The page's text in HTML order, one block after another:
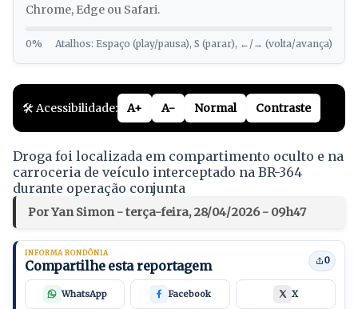
Chrome, Edge ou Safari.
0% Atalhos: Espaço (play/pausa), S (parar), ←/→ (volta/avança)
🛠️ Acessibilidade: A+ A- Normal Contraste
Droga foi localizada em compartimento oculto e na
carroceria de veículo interceptado na BR-364
durante operação conjunta
Por Yan Simon - terça-feira, 28/04/2026 - 09h47
INFORMA RONDÔNIA
Compartilhe esta reportagem 0
WhatsApp Facebook X